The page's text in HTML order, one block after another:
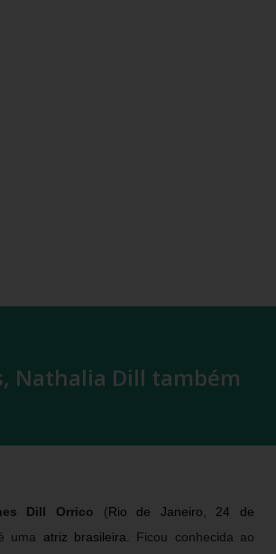
Nathalia Dill também
Dill Orrico (Rio de Janeiro, 24 de
uma atriz brasileira. Ficou conhecida ao